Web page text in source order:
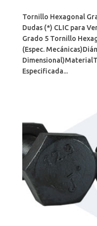
Tornillo Hexagonal
Dudas (*) CLIC para
Grado 5 Tornillo
(Espec.
Especificada...